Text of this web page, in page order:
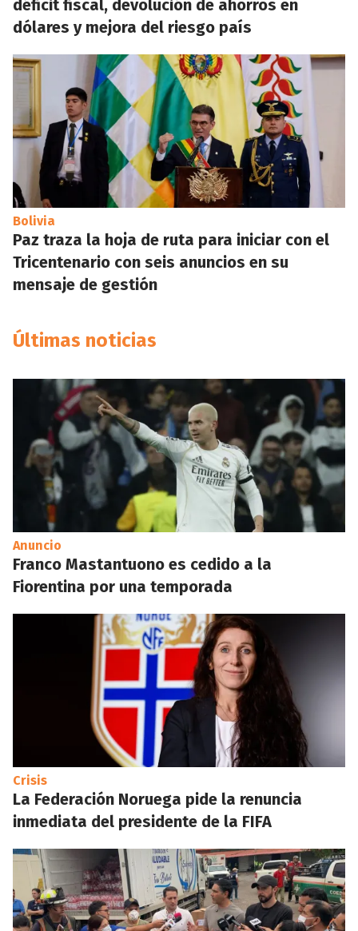
déficit fiscal, devolución de ahorros en
dólares y mejora del riesgo país
Bolivia
Paz traza la hoja de ruta para iniciar con el
Tricentenario con seis anuncios en su
mensaje de gestión
Últimas noticias
Anuncio
Franco Mastantuono es cedido a la
Fiorentina por una temporada
Crisis
La Federación Noruega pide la renuncia
inmediata del presidente de la FIFA